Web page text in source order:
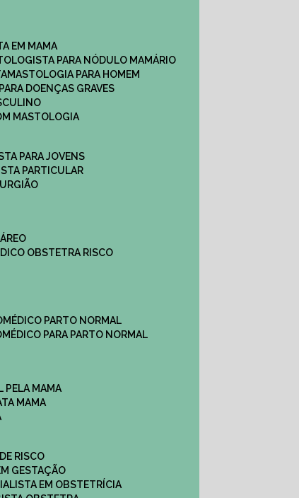
EM MAMA​
PARA NÓDULO MAMÁRIO
MASTOLOGIA PARA HOMEM
DOENÇAS GRAVES
MASTOLOGIA
PARA JOVENS
PARTICULAR
OBSTETRA RISCO
MÉDICO PARTO NORMAL
MÉDICO PARA PARTO NORMAL
PELA MAMA
MAMA
RISCO
GESTAÇÃO
EM OBSTETRÍCIA